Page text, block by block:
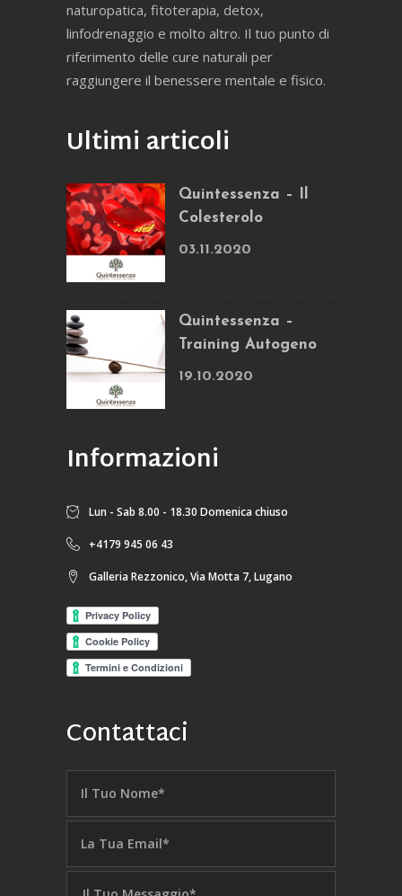
naturopatica, fitoterapia, detox,
linfodrenaggio e molto altro. Il tuo punto di
riferimento delle cure naturali per
raggiungere il benessere mentale e fisico.
Ultimi articoli
Quintessenza – Il
Colesterolo
03.11.2020
Quintessenza –
Training Autogeno
19.10.2020
Informazioni
Lun - Sab 8.00 - 18.30 Domenica chiuso
+4179 945 06 43
Galleria Rezzonico, Via Motta 7, Lugano
Contattaci